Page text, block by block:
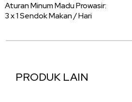
Aturan Minum Madu Prowasir:
3 x 1 Sendok Makan / Hari
PRODUK LAIN